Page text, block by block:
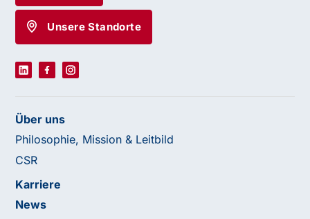
Unsere Standorte
Über uns
Philosophie, Mission & Leitbild
CSR
Karriere
News